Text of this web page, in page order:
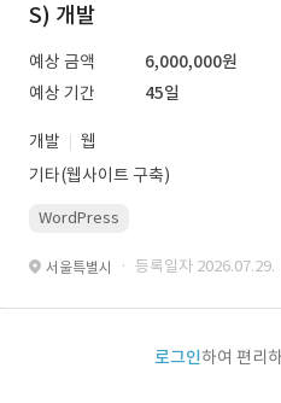
S) 개발
예상 금액
6,000,000원
예상 기간
45일
개발
웹
기타(웹사이트 구축)
WordPress
서울특별시 · 등록일자 2026.07.29.
로그인하여 편리